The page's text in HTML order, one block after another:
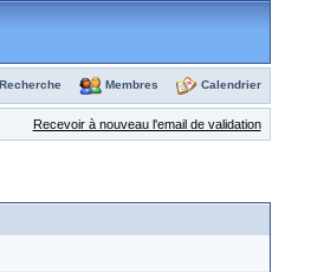
Recherche Membres Calendrier
Recevoir à nouveau l'email de validation